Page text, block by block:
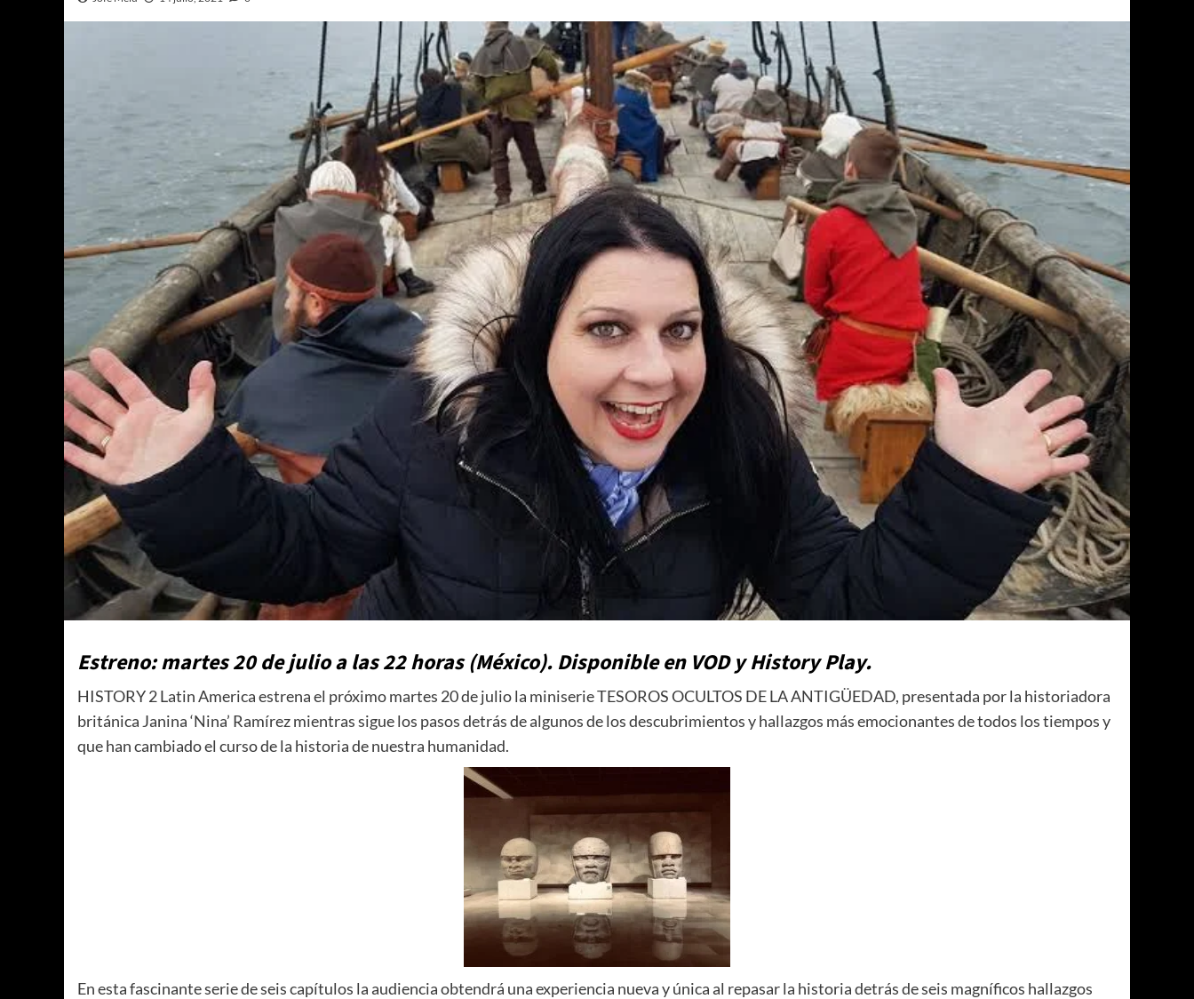
Estreno: martes 20 de julio a las 22 horas (México). Disponible en VOD y History Play.
HISTORY 2 Latin America estrena el próximo martes 20 de julio la miniserie TESOROS OCULTOS DE LA ANTIGÜEDAD, presentada por la historiadora
británica Janina ‘Nina’ Ramírez mientras sigue los pasos detrás de algunos de los descubrimientos y hallazgos más emocionantes de todos los tiempos y
que han cambiado el curso de la historia de nuestra humanidad.
En esta fascinante serie de seis capítulos la audiencia obtendrá una experiencia nueva y única al repasar la historia detrás de seis magníficos hallazgos